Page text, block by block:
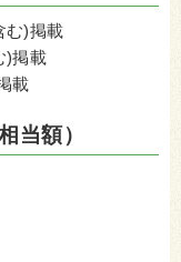
む)掲載
)掲載
載
当額）